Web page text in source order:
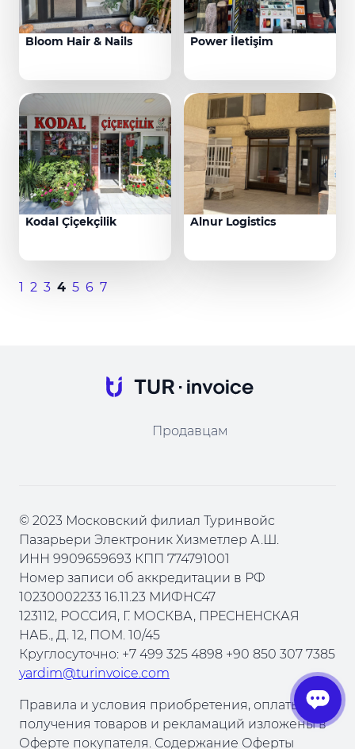
Bloom Hair & Nails Power İletişim
Kodal Çiçekçilik Alnur Logistics
1 2 3 4 5 6 7
Продавцам
© 2023 Московский филиал Туринвойс
Пазарьери Электроник Хизметлер А.Ш.
ИНН 9909659693 КПП 774791001
Номер записи об аккредитации в РФ
10230002233 16.11.23 МИФНС47
123112, РОССИЯ, Г. МОСКВА, ПРЕСНЕНСКАЯ
НАБ., Д. 12, ПОМ. 10/45
Круглосуточно: +7 499 325 4898 +90 850 307 7385
yardim@turinvoice.com
Правила и условия приобретения, оплаты,
получения товаров и рекламаций изложены в
Оферте покупателя. Содержание Оферты